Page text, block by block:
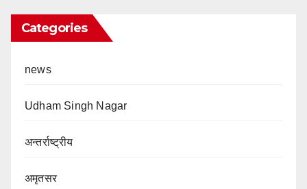
Categories
news
Udham Singh Nagar
अन्तर्राष्ट्रीय
अमृतसर